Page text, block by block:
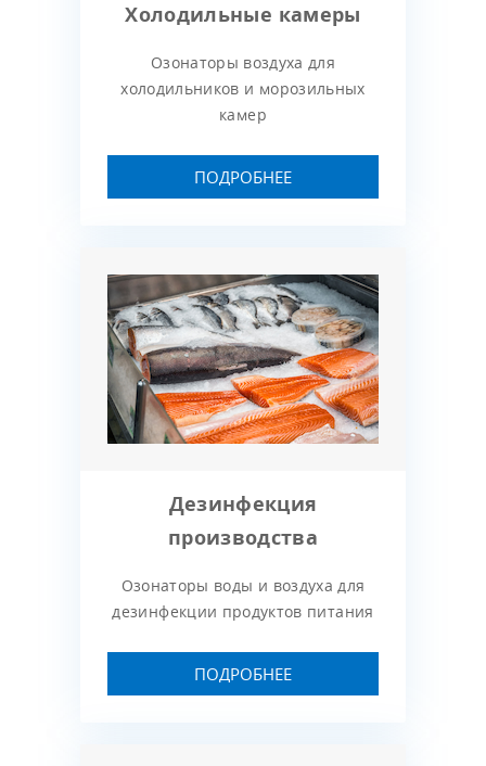
Холодильные камеры
Озонаторы воздуха для
холодильников и морозильных
камер
ПОДРОБНЕЕ
Дезинфекция
производства
Озонаторы воды и воздуха для
дезинфекции продуктов питания
ПОДРОБНЕЕ